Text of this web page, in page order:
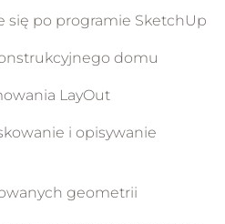
się po programie SketchUp
domu
LayOut
i opisywanie
geometrii